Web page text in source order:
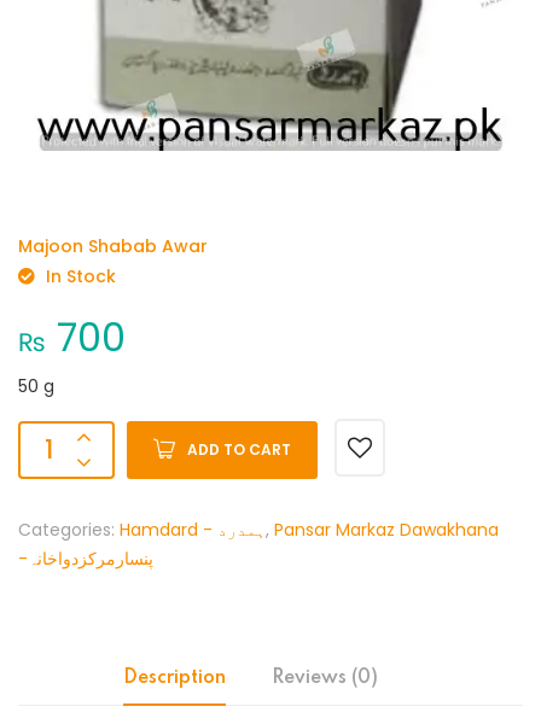
Majoon Shabab Awar
In Stock
₨ 700
50 g
ADD TO CART
Categories: Hamdard - ہمدرد, Pansar Markaz Dawakhana
-پنسارمرکزدواخانہ
Description Reviews (0)